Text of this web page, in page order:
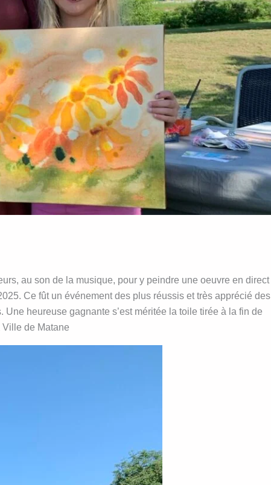
au son de la musique, pour y peindre une oeuvre en direct
Ce fût un événement des plus réussis et très apprécié des
heureuse gagnante s’est méritée la toile tirée à la fin de
Ville de Matane